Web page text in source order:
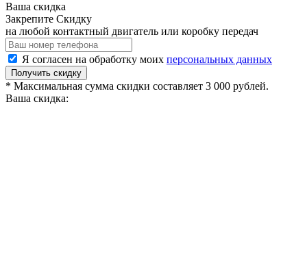
Ваша скидка
Закрепите Скидку
на любой контактный двигатель или коробку передач
Я согласен на обработку моих персональных данных
Получить скидку
* Максимальная сумма скидки составляет 3 000 рублей.
Ваша скидка: